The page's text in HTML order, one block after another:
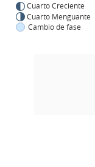
Cuarto Creciente
Cuarto Menguante
Cambio de fase